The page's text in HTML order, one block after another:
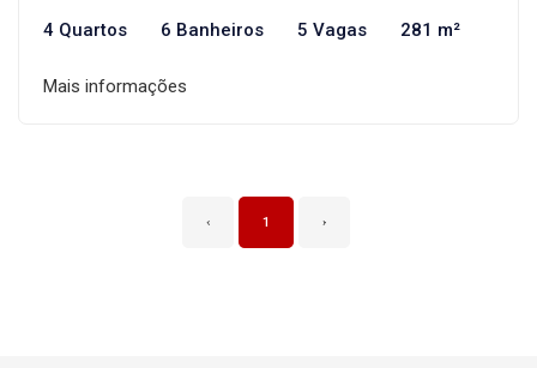
4 Quartos 6 Banheiros 5 Vagas 281 m²
Mais informações
‹ 1 ›